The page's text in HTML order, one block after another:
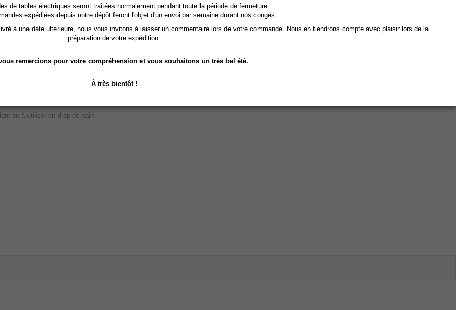
ou à utiliser en drap de bain
de tables électriques seront traitées normalement pendant toute la période de fermeture.
expédiées depuis notre dépôt feront l'objet d'un envoi par semaine durant nos congés.
à une date ultérieure, nous vous invitons à laisser un commentaire lors de votre commande. Nous en tiendrons compte avec plaisir lors de la
préparation de votre expédition.
remercions pour votre compréhension et vous souhaitons un très bel été.
À très bientôt !